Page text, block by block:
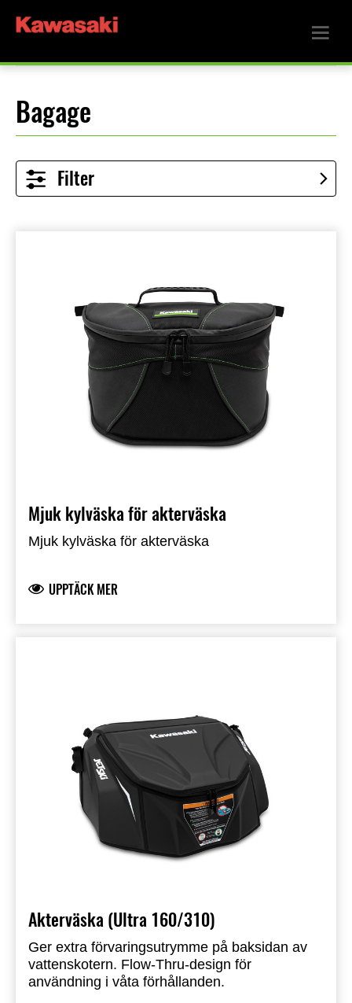
Bagage
Filter
Mjuk kylväska för akterväska
Mjuk kylväska för akterväska
UPPTÄCK MER
Akterväska (Ultra 160/310)
Ger extra förvaringsutrymme på baksidan av
vattenskotern. Flow-Thru-design för
användning i våta förhållanden.